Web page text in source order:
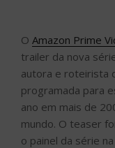
O Amazon Prime
trailer da nova
autora e roteirista
programada para
ano em mais de
mundo. O teaser
o painel da série